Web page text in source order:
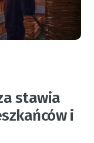
stawia
i